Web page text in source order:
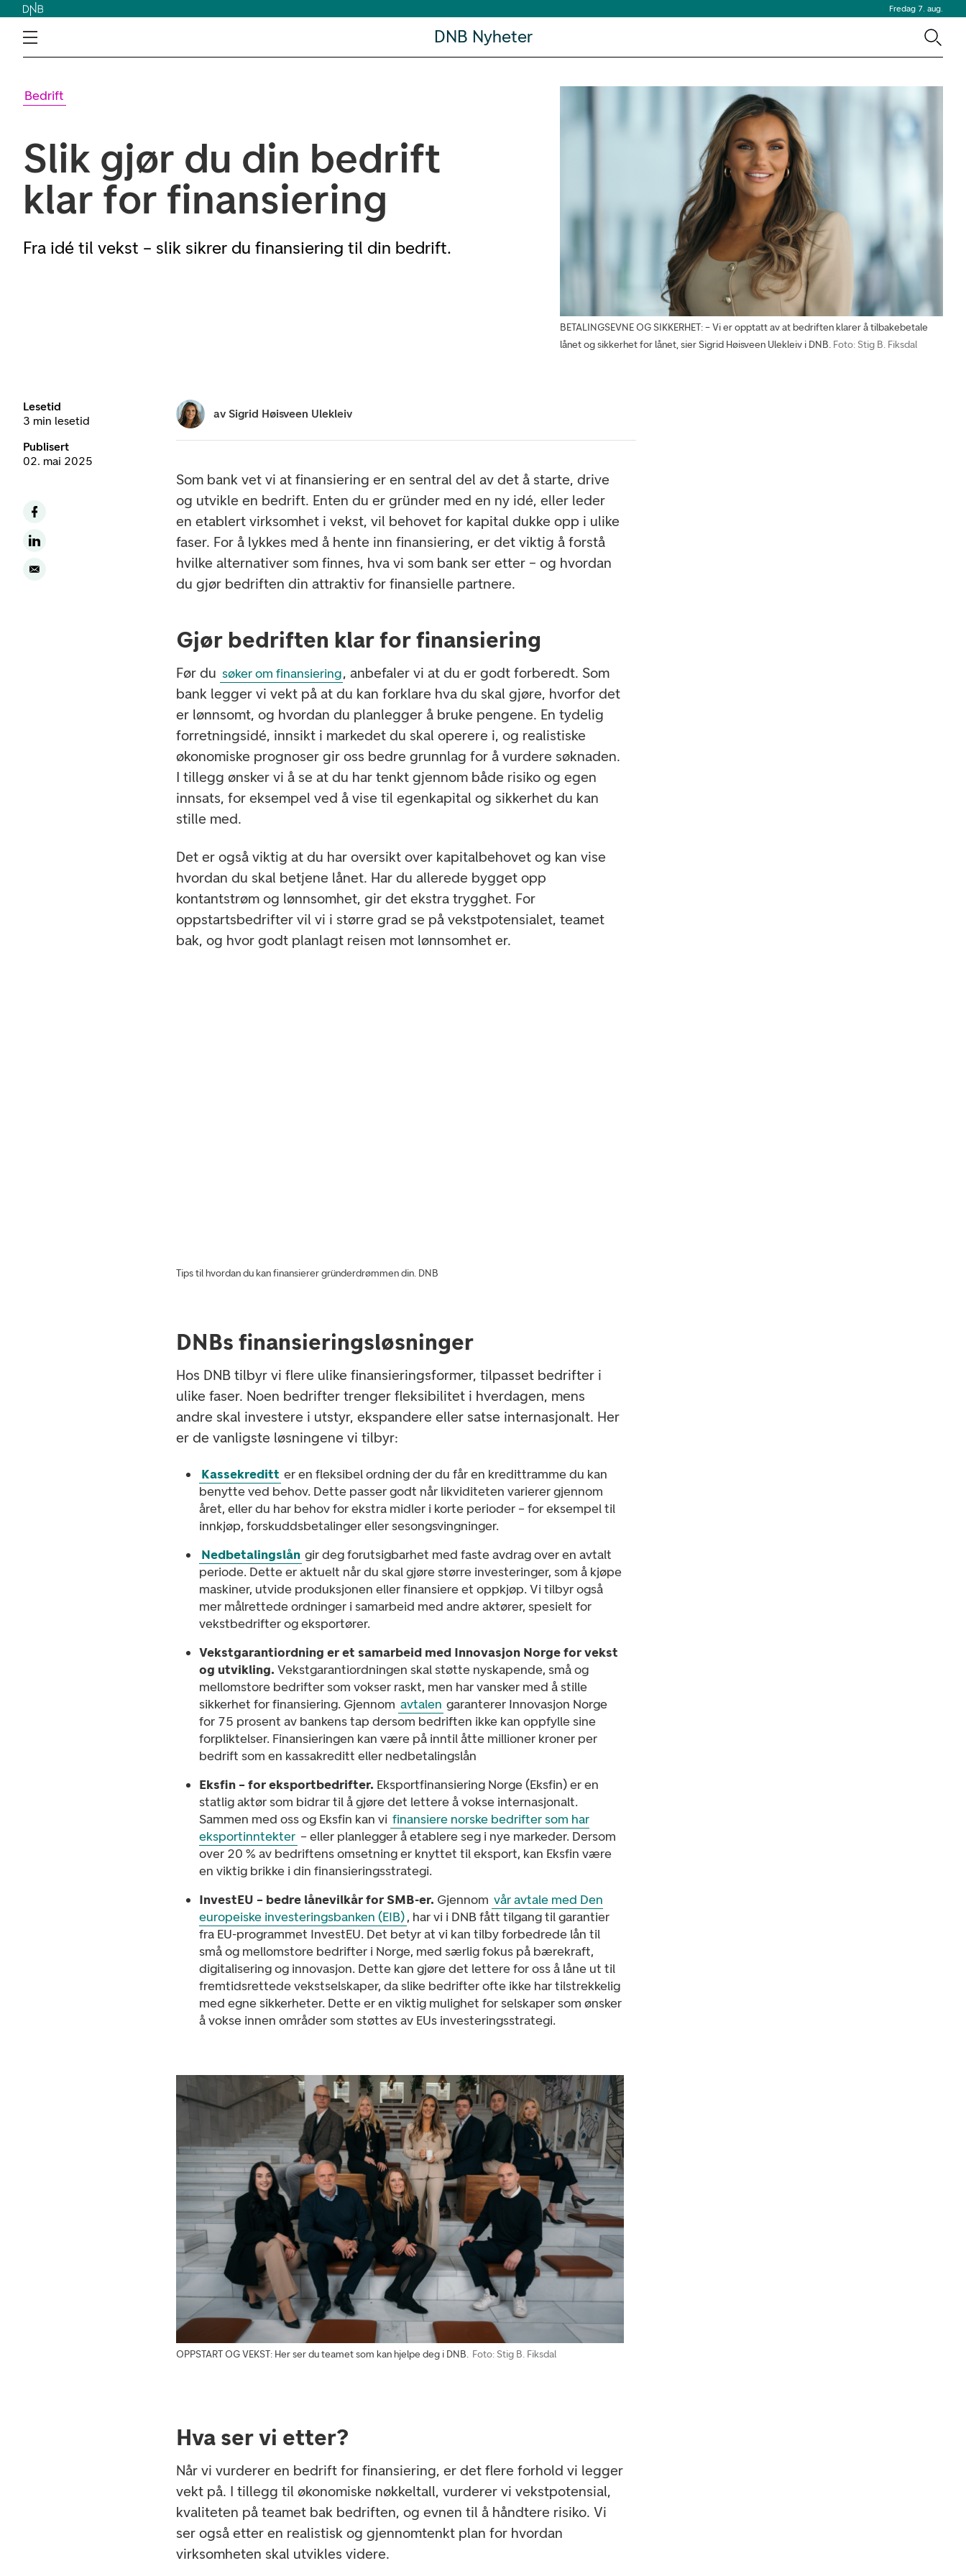
Fredag 7. aug.
DNB Nyheter
Bedrift
Slik gjør du din bedrift
klar for finansiering
Fra idé til vekst – slik sikrer du finansiering til din bedrift.
BETALINGSEVNE OG SIKKERHET: – Vi er opptatt av at bedriften klarer å tilbakebetale
lånet og sikkerhet for lånet, sier Sigrid Høisveen Ulekleiv i DNB. Foto: Stig B. Fiksdal
Lesetid
3 min lesetid
Publisert
02. mai 2025
av Sigrid Høisveen Ulekleiv
Som bank vet vi at finansiering er en sentral del av det å starte, drive
og utvikle en bedrift. Enten du er gründer med en ny idé, eller leder
en etablert virksomhet i vekst, vil behovet for kapital dukke opp i ulike
faser. For å lykkes med å hente inn finansiering, er det viktig å forstå
hvilke alternativer som finnes, hva vi som bank ser etter – og hvordan
du gjør bedriften din attraktiv for finansielle partnere.
Gjør bedriften klar for finansiering
Før du søker om finansiering, anbefaler vi at du er godt forberedt. Som
bank legger vi vekt på at du kan forklare hva du skal gjøre, hvorfor det
er lønnsomt, og hvordan du planlegger å bruke pengene. En tydelig
forretningsidé, innsikt i markedet du skal operere i, og realistiske
økonomiske prognoser gir oss bedre grunnlag for å vurdere søknaden.
I tillegg ønsker vi å se at du har tenkt gjennom både risiko og egen
innsats, for eksempel ved å vise til egenkapital og sikkerhet du kan
stille med.
Det er også viktig at du har oversikt over kapitalbehovet og kan vise
hvordan du skal betjene lånet. Har du allerede bygget opp
kontantstrøm og lønnsomhet, gir det ekstra trygghet. For
oppstartsbedrifter vil vi i større grad se på vekstpotensialet, teamet
bak, og hvor godt planlagt reisen mot lønnsomhet er.
Tips til hvordan du kan finansierer gründerdrømmen din. DNB
DNBs finansieringsløsninger
Hos DNB tilbyr vi flere ulike finansieringsformer, tilpasset bedrifter i
ulike faser. Noen bedrifter trenger fleksibilitet i hverdagen, mens
andre skal investere i utstyr, ekspandere eller satse internasjonalt. Her
er de vanligste løsningene vi tilbyr:
Kassekreditt er en fleksibel ordning der du får en kredittramme du kan
benytte ved behov. Dette passer godt når likviditeten varierer gjennom
året, eller du har behov for ekstra midler i korte perioder – for eksempel til
innkjøp, forskuddsbetalinger eller sesongsvingninger.
Nedbetalingslån gir deg forutsigbarhet med faste avdrag over en avtalt
periode. Dette er aktuelt når du skal gjøre større investeringer, som å kjøpe
maskiner, utvide produksjonen eller finansiere et oppkjøp. Vi tilbyr også
mer målrettede ordninger i samarbeid med andre aktører, spesielt for
vekstbedrifter og eksportører.
Vekstgarantiordning er et samarbeid med Innovasjon Norge for vekst
og utvikling.Vekstgarantiordningen skal støtte nyskapende, små og
mellomstore bedrifter som vokser raskt, men har vansker med å stille
sikkerhet for finansiering. Gjennom avtalen garanterer Innovasjon Norge
for 75 prosent av bankens tap dersom bedriften ikke kan oppfylle sine
forpliktelser. Finansieringen kan være på inntil åtte millioner kroner per
bedrift som en kassakreditt eller nedbetalingslån
Eksfin – for eksportbedrifter. Eksportfinansiering Norge (Eksfin) er en
statlig aktør som bidrar til å gjøre det lettere å vokse internasjonalt.
Sammen med oss og Eksfin kan vi finansiere norske bedrifter som har
eksportinntekter – eller planlegger å etablere seg i nye markeder. Dersom
over 20 % av bedriftens omsetning er knyttet til eksport, kan Eksfin være
en viktig brikke i din finansieringsstrategi.
InvestEU – bedre lånevilkår for SMB-er. Gjennom vår avtale med Den
europeiske investeringsbanken (EIB), har vi i DNB fått tilgang til garantier
fra EU-programmet InvestEU. Det betyr at vi kan tilby forbedrede lån til
små og mellomstore bedrifter i Norge, med særlig fokus på bærekraft,
digitalisering og innovasjon. Dette kan gjøre det lettere for oss å låne ut til
fremtidsrettede vekstselskaper, da slike bedrifter ofte ikke har tilstrekkelig
med egne sikkerheter. Dette er en viktig mulighet for selskaper som ønsker
å vokse innen områder som støttes av EUs investeringsstrategi.
OPPSTART OG VEKST: Her ser du teamet som kan hjelpe deg i DNB. Foto: Stig B. Fiksdal
Hva ser vi etter?
Når vi vurderer en bedrift for finansiering, er det flere forhold vi legger
vekt på. I tillegg til økonomiske nøkkeltall, vurderer vi vekstpotensial,
kvaliteten på teamet bak bedriften, og evnen til å håndtere risiko. Vi
ser også etter en realistisk og gjennomtenkt plan for hvordan
virksomheten skal utvikles videre.